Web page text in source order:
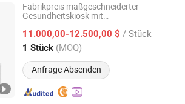
Fabrikpreis maßgeschneiderter
Gesundheitskiosk mit
11.000,00-12.500,00 $ / Stück
1 Stück (MOQ)
Anfrage Absenden
Technology Co., Ltd.
Seit 2023